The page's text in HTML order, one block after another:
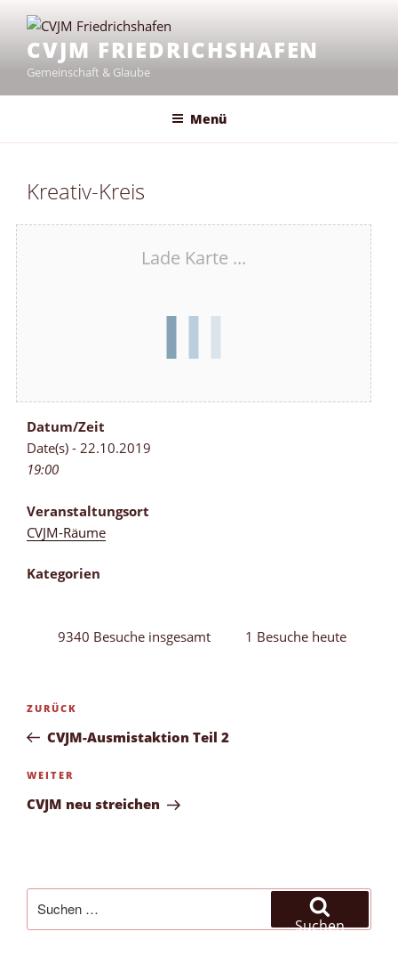
Inhalt
springenCVJM FRIEDRICHSHAFEN
Gemeinschaft & Glaube
Menü
Kreativ-Kreis
Lade Karte ...
Datum/Zeit
Date(s) - 22.10.2019
19:00
Veranstaltungsort
CVJM-Räume
Kategorien
9340 Besuche insgesamt 1 Besuche heute
Beitragsnavigation
Vorheriger
Beitrag
ZURÜCK
CVJM-Ausmistaktion Teil 2
Nächster
Beitrag
WEITER
CVJM neu streichen
nach:
Suchen